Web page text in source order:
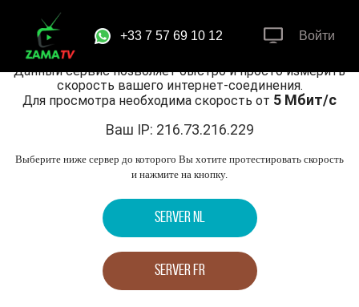
+33 7 57 69 10 12 Войти
Проверка скорости
Данный сервис позволяет быстро и просто измерить
скорость вашего интернет-соединения.
Для просмотра необходима скорость от 5 Мбит/с
Ваш IP: 216.73.216.229
Выберите ниже сервер до которого Вы хотите протестировать скорость
и нажмите на кнопку.